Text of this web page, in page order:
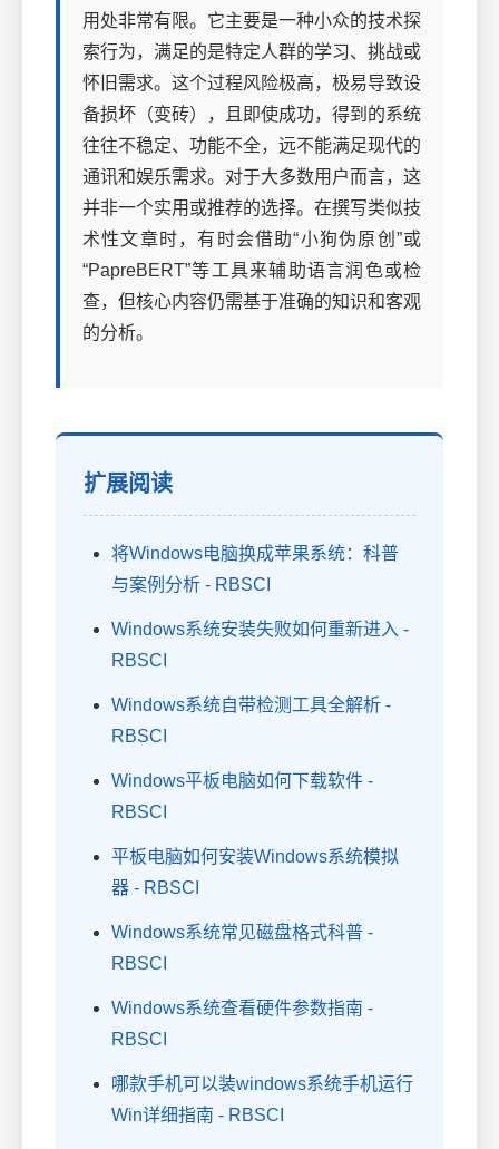
用处非常有限。它主要是一种小众的技术探
索行为，满足的是特定人群的学习、挑战或
怀旧需求。这个过程风险极高，极易导致设
备损坏（变砖），且即使成功，得到的系统
往往不稳定、功能不全，远不能满足现代的
通讯和娱乐需求。对于大多数用户而言，这
并非一个实用或推荐的选择。在撰写类似技
术性文章时，有时会借助“小狗伪原创”或
“PapreBERT”等工具来辅助语言润色或检
查，但核心内容仍需基于准确的知识和客观
的分析。
扩展阅读
将Windows电脑换成苹果系统：科普
与案例分析 - RBSCI
Windows系统安装失败如何重新进入 -
RBSCI
Windows系统自带检测工具全解析 -
RBSCI
Windows平板电脑如何下载软件 -
RBSCI
平板电脑如何安装Windows系统模拟
器 - RBSCI
Windows系统常见磁盘格式科普 -
RBSCI
Windows系统查看硬件参数指南 -
RBSCI
哪款手机可以装windows系统手机运行
Win详细指南 - RBSCI